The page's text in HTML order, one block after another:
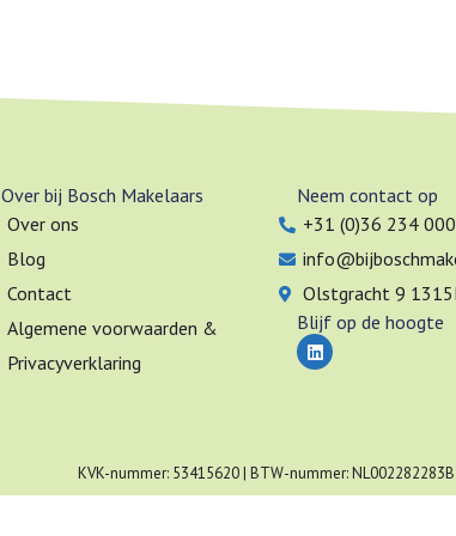
Over bij Bosch Makelaars
Over ons
Blog
Contact
Algemene voorwaarden &
Privacyverklaring
Neem contact op
+31 (0)36 234
Olstgracht 9
Blijf op de hoogte
L
i
n
n
KVK-nummer: 53415620 | BTW-nummer: